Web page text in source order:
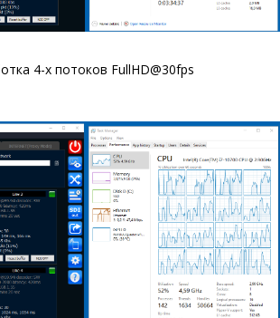
4-х потоков FullHD@30fps